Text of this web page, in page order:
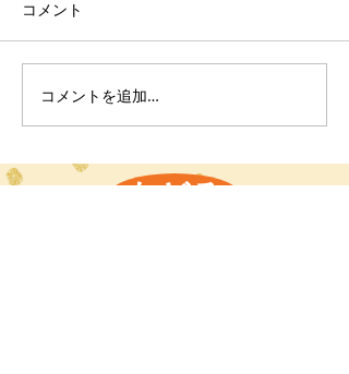
コメント
コメントを追加…
もどる